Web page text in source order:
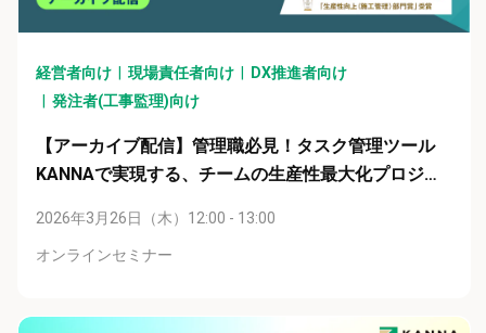
経営者向け 現場責任者向け
DX推進者向け
発注者(工事監理)向け
【アーカイブ配信】管理職必見！タスク管理ツール
KANNAで実現する、チームの生産性最大化プロジェ
2026年3月26日（木）12:00 - 13:00
オンラインセミナー